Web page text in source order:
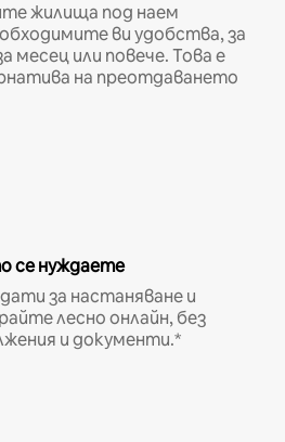
жилища под наем
ви удобства, за
месец или повече. Това е
на преотдаването
се нуждаете
за настаняване и
лесно онлайн, без
и документи.*